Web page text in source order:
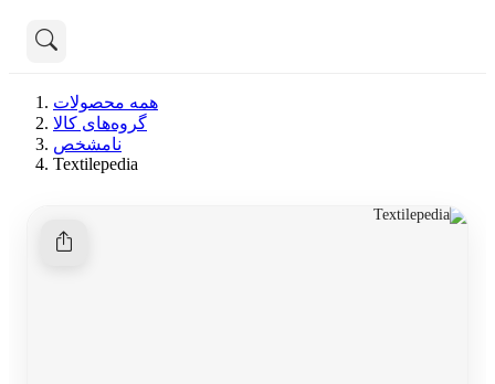
دسته بندی
همه محصولات
گروه‌های کالا
نامشخص
Textilepedia